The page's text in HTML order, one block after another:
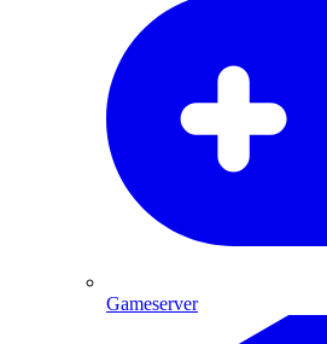
Gameserver